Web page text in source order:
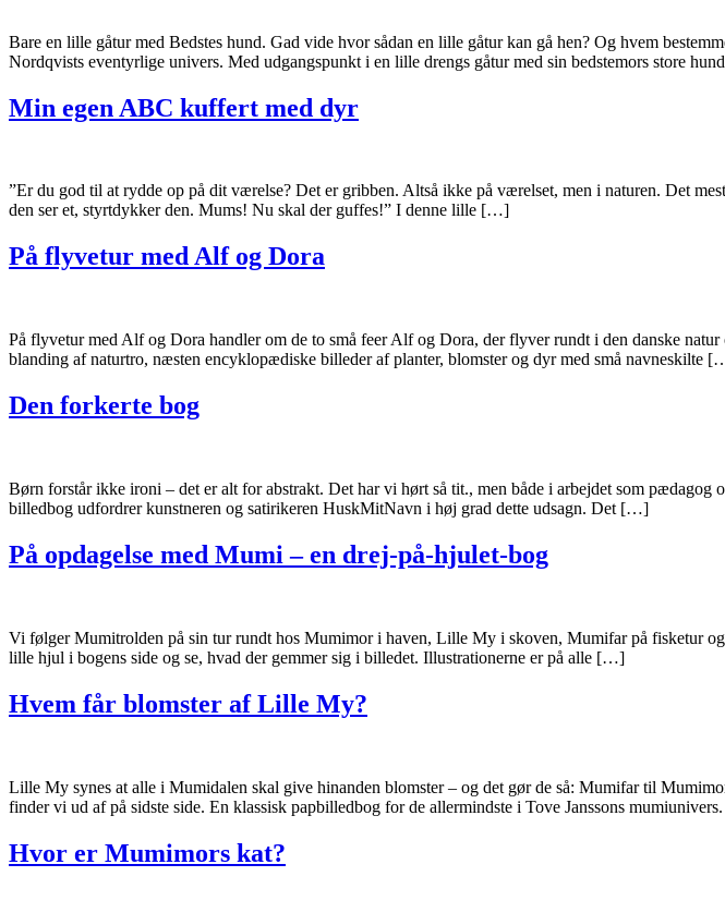
Bare en lille gåtur med Bedstes hund. Gad vide hvor sådan en lille gåtur kan gå hen? Og hvem
Nordqvists eventyrlige univers. Med udgangspunkt i en lille drengs gåtur med sin bedstemors store
Min egen ABC kuffert med dyr
”Er du god til at rydde op på dit værelse? Det er gribben. Altså ikke på værelset, men i naturen. Det
den ser et, styrtdykker den. Mums! Nu skal der guffes!” I denne lille […]
På flyvetur med Alf og Dora
På flyvetur med Alf og Dora handler om de to små feer Alf og Dora, der flyver rundt i den danske
blanding af naturtro, næsten encyklopædiske billeder af planter, blomster og dyr med små navneskilte
Den forkerte bog
Børn forstår ikke ironi – det er alt for abstrakt. Det har vi hørt så tit., men både i arbejdet som
billedbog udfordrer kunstneren og satirikeren HuskMitNavn i høj grad dette udsagn. Det […]
På opdagelse med Mumi – en drej-på-hjulet-bog
Vi følger Mumitrolden på sin tur rundt hos Mumimor i haven, Lille My i skoven, Mumifar på fisketur
lille hjul i bogens side og se, hvad der gemmer sig i billedet. Illustrationerne er på alle […]
Hvem får blomster af Lille My?
Lille My synes at alle i Mumidalen skal give hinanden blomster – og det gør de så: Mumifar til
finder vi ud af på sidste side. En klassisk papbilledbog for de allermindste i Tove Janssons
Hvor er Mumimors kat?